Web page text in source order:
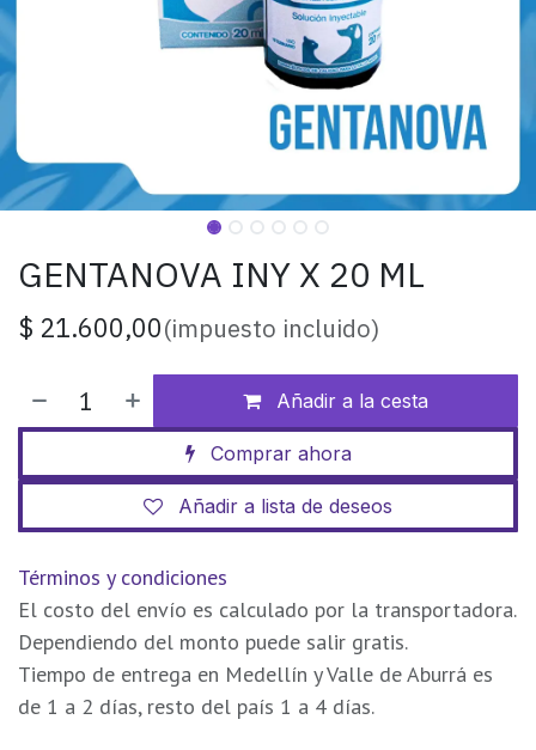
GENTANOVA INY X 20 ML
$ 21.600,00(impuesto incluido)
Añadir a la cesta
Comprar ahora
Añadir a lista de deseos
Términos y condiciones
El costo del envío es calculado por la transportadora.
Dependiendo del monto puede salir gratis.
Tiempo de entrega en Medellín y Valle de Aburrá es
de 1 a 2 días, resto del país 1 a 4 días.